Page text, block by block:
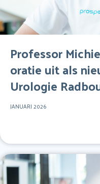
Professor
oratie uit als
Urologie
JANUARI 2026